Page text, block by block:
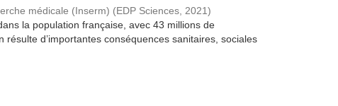
médicale (Inserm) (EDP Sciences, 2021)
la population française, avec 43 millions de
d’importantes conséquences sanitaires, sociales